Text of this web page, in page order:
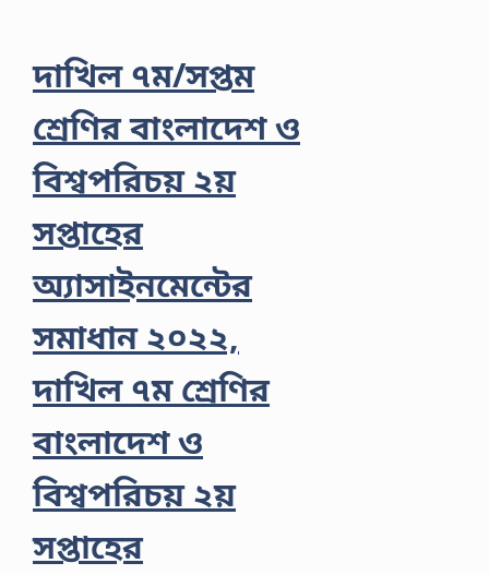
দাখিল ৭ম/সপ্তম
শ্রেণির বাংলাদেশ ও
বিশ্বপরিচয় ২য়
সপ্তাহের
অ্যাসাইনমেন্টের
সমাধান ২০২২,
দাখিল ৭ম শ্রেণির
বাংলাদেশ ও
বিশ্বপরিচয় ২য়
সপ্তাহের